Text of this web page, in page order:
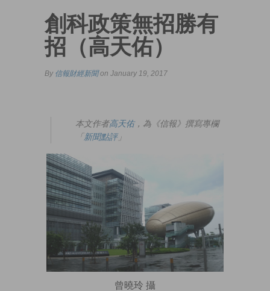
創科政策無招勝有
招（高天佑）
By 信報財經新聞on January 19, 2017
本文作者高天佑，為《信報》撰寫專欄
「 新聞點評」
曾曉玲 攝